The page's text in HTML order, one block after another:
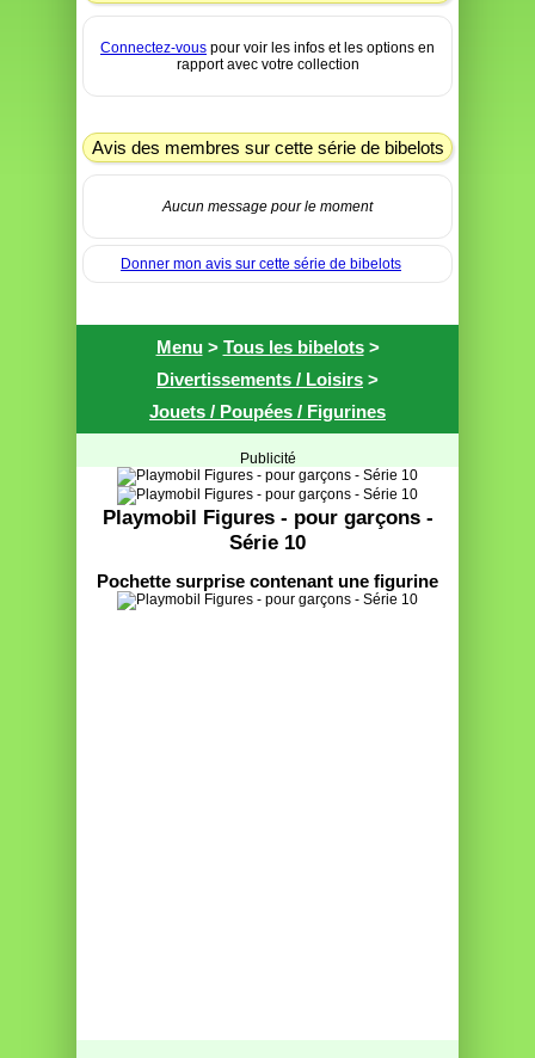
Connectez-vous pour voir les infos et les options en
rapport avec votre collection
Avis des membres sur cette série de bibelots
Aucun message pour le moment
Donner mon avis sur cette série de bibelots
Menu> Tous les bibelots>
Divertissements / Loisirs >
Jouets / Poupées / Figurines
Publicité
Playmobil Figures - pour garçons -
Série 10
Pochette surprise contenant une figurine